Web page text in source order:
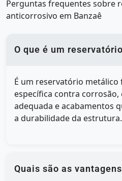
Perguntas frequentes sobre
anticorrosivo em Banzaê
O que é um
É um reservatório
específica contra
adequada e acabamentos
a durabilidade da estrutura.
Quais são as